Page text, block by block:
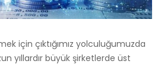
için çıktığımız yolculuğumuzda
yıllardır büyük şirketlerde üst